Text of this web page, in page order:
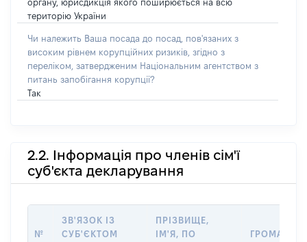
органу, юрисдикція якого поширюється на всю
територію України
Чи належить Ваша посада до посад, пов'язаних з
високим рівнем корупційних ризиків, згідно з
переліком, затвердженим Національним агентством з
питань запобігання корупції?
Так
2.2. Інформація про членів сім'ї
суб'єкта декларування
№
ЗВ'ЯЗОК ІЗ
СУБ'ЄКТОМ
ПРІЗВИЩЕ,
ІМ'Я, ПО